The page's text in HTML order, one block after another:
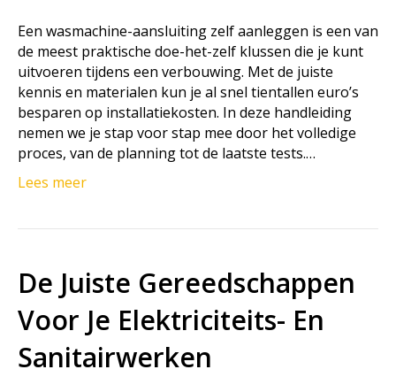
Een wasmachine-aansluiting zelf aanleggen is een van
de meest praktische doe-het-zelf klussen die je kunt
uitvoeren tijdens een verbouwing. Met de juiste
kennis en materialen kun je al snel tientallen euro’s
besparen op installatiekosten. In deze handleiding
nemen we je stap voor stap mee door het volledige
proces, van de planning tot de laatste tests.…
Lees meer
De Juiste Gereedschappen
Voor Je Elektriciteits- En
Sanitairwerken